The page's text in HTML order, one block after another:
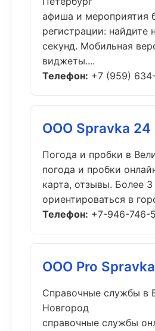
афиша и мероприятия
регистрации: найдите
секунд. Мобильная
виджеты....
Телефон: +7 (959)
ООО Spravka 24
Погода и пробки в
погода и пробки
карта, отзывы. Более
ориентироваться в
Телефон: +7-946-746-
ООО Pro Spravka
Справочные службы в
Новгород
справочные службы